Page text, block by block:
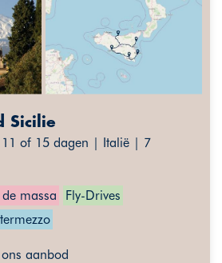
Sicilie
of 15 dagen | Italië | 7
massa
Fly-Drives
aanbod